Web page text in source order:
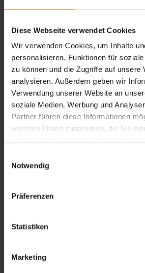
Diese Webseite verwendet Cookies
Wir verwenden Cookies, um Inhalte
personalisieren, Funktionen für
zu können und die Zugriffe auf unsere
analysieren. Außerdem geben wir
Verwendung unserer Website an
soziale Medien, Werbung und
Partner führen diese Informationen
weiteren Daten zusammen, die Sie
Notwendig
Präferenzen
Statistiken
Marketing
besseres Verständnis für die
Lehrgangsabschluss
Praktische Prüfung mit Bescheinigung
Zurück
in Tagesform
Termine: